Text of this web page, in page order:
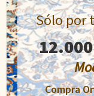
Sólo por
12.000
Compra